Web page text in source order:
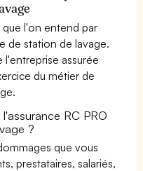
l'on entend par
de station de lavage.
assurée
du métier de
RC PRO
?
que vous
prestataires, salariés,